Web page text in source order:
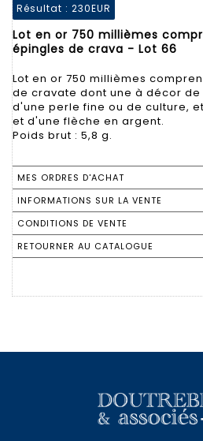
Résultat : 230EUR
Lot en or 750 millièmes
épingles de crava - Lot 66
Lot en or 750 millièmes
de cravate dont une à décor
d'une perle fine ou de culture,
et d'une flèche en argent.
Poids brut : 5,8 g.
MES ORDRES D'ACHAT
INFORMATIONS SUR LA VENTE
CONDITIONS DE VENTE
RETOURNER AU CATALOGUE